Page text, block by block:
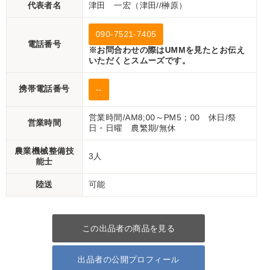
代表者名 津田 一宏（津田//榊原）
電話番号
090-7521-7405
※お問合わせの際はUMMを見たとお伝え
いただくとスムーズです。
携帯電話番号 --
営業時間
営業時間/AM8;00～PM5；00 休日/祭
日・日曜 農繁期/無休
農業機械整備技
能士
3人
陸送 可能
この出品者の商品を見る
出品者の公開プロフィール